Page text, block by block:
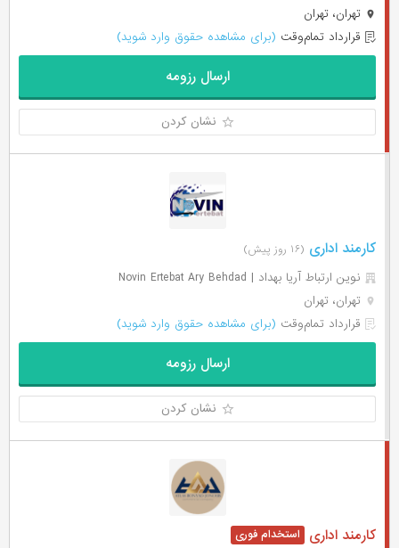
تهران، تهران
قرارداد تمام‌وقت (برای مشاهده حقوق وارد شوید)
ارسال رزومه
نشان کردن
کارمند اداری (۱۶ روز پیش)
نوین ارتباط آریا بهداد | Novin Ertebat Ary Behdad
تهران، تهران
قرارداد تمام‌وقت (برای مشاهده حقوق وارد شوید)
ارسال رزومه
نشان کردن
کارمند اداری